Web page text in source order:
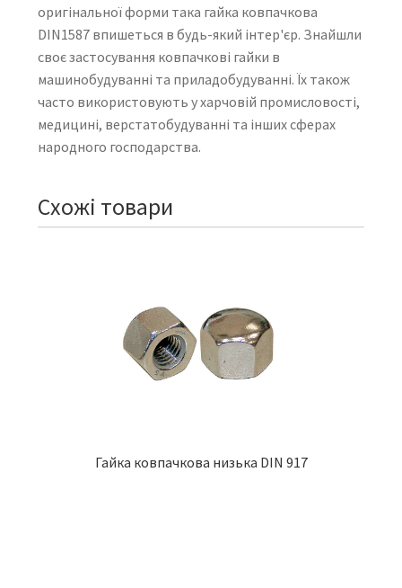
оригінальної форми така гайка ковпачкова
DIN1587 впишеться в будь-який інтер'єр. Знайшли
своє застосування ковпачкові гайки в
машинобудуванні та приладобудуванні. Їх також
часто використовують у харчовій промисловості,
медицині, верстатобудуванні та інших сферах
народного господарства.
Схожі товари
Гайка ковпачкова низька DIN 917